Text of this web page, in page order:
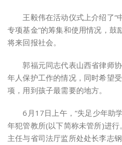
王毅伟在活动仪式上介绍了“
专项基金”的筹集和使用情况，鼓
将来回报社会。
郭福元同志代表山西省律师协
年人保护工作的情况，同时希望
项，用到孩子最需要的地方。
6月17日上午，“失足少年助学
年犯管教所(以下简称未管所)进
主任与省司法厅监所处处长李志